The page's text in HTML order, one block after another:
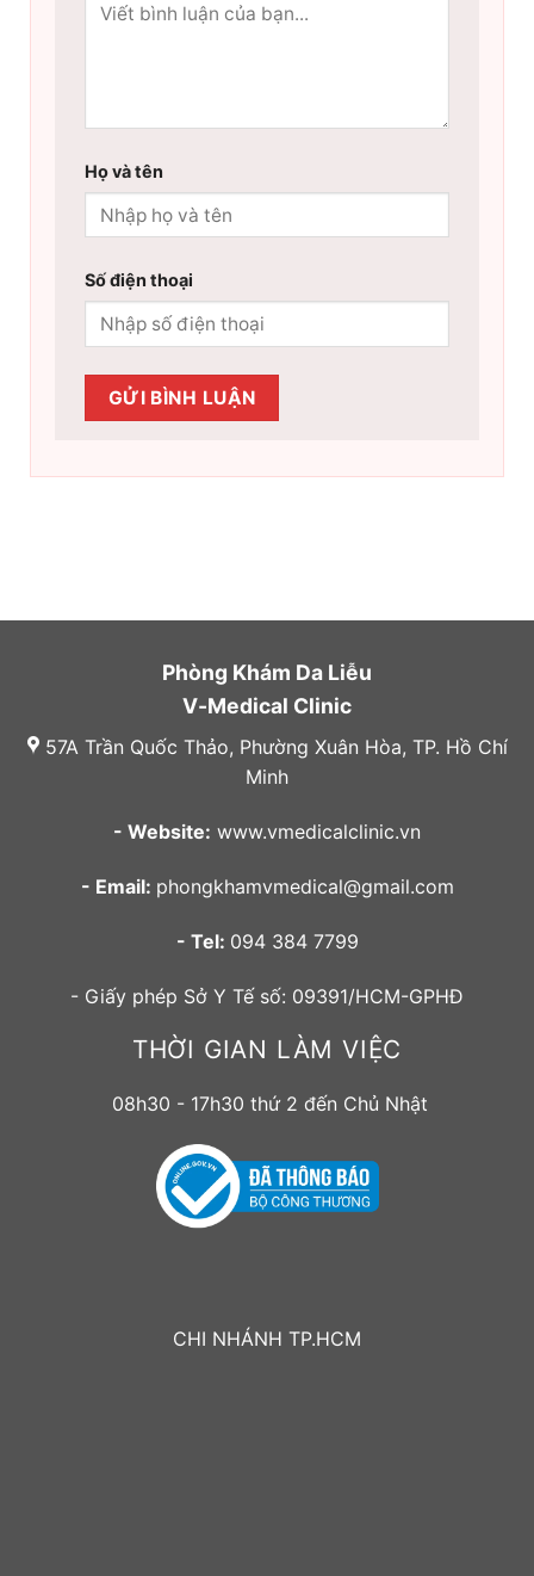
Họ và tên
Số điện thoại
Phòng Khám Da Liễu
V-Medical Clinic
57A Trần Quốc Thảo, Phường Xuân Hòa, TP. Hồ Chí
Minh
- Website: www.vmedicalclinic.vn
- Email: phongkhamvmedical@gmail.com
- Tel: 094 384 7799
- Giấy phép Sở Y Tế số: 09391/HCM-GPHĐ
THỜI GIAN LÀM VIỆC
08h30 - 17h30 thứ 2 đến Chủ Nhật
CHI NHÁNH TP.HCM